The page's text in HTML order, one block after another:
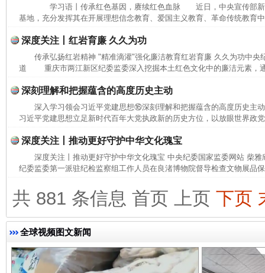
学习语丨传承红色基因，赓续红色血脉 近日，中央宣传部新
基地，充分发挥其在开展理想信念教育、爱国主义教育、革命传统教育
深度关注丨红岩育廉 久久为功
传承弘扬红岩精神 "精准滴灌"强化廉洁教育红岩育廉 久久为功中央
道 重庆市两江新区纪委监委深入挖掘本土红色文化中的廉洁元素，
深刻理解和把握蕴含的高度历史主动
深入学习领会习近平党建思想⑯深刻理解和把握蕴含的高度历史
习近平党建思想立足新时代百年大党执政新的历史方位，以放眼世界政
深度关注丨推动更好守护中华文化瑰宝
深度关注丨推动更好守护中华文化瑰宝 中央纪委国家监委网站 柴
纪委监委第一派驻纪检监察组工作人员在良渚博物院督导检查文物展品
共 881 条信息 首页 上页 下页
全球视频图文新闻
完善运行机制助力责任有效落实 一纸欠